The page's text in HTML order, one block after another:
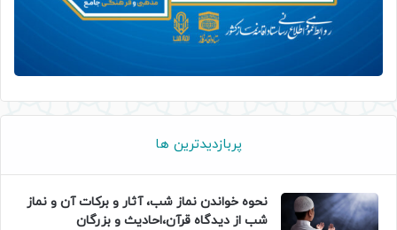
پربازدیدترین ها
نحوه خواندن نماز شب، آثار و برکات آن و نماز
شب از دیدگاه قرآن،احادیث و بزرگان